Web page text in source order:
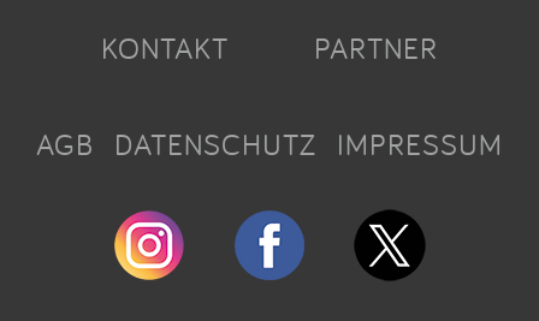
KONTAKT PARTNER
AGB DATENSCHUTZ IMPRESSUM